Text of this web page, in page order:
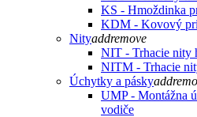
KS - Hmoždinka
KDM - Kovový
Nityaddremove
NIT - Trhacie nity
NITM - Trhacie
Úchytky a páskyadd
UMP - Montážna
vodiče